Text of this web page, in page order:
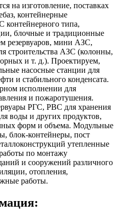
изготовление, поставках
контейнерные
контейнерного типа,
блочные и традиционные
резервуаров, мини АЗС,
строительства АЗС (колонны,
и т. д.). Проектируем,
насосные станции для
и стабильного конденсата.
исполнении для
и пожаротушения.
РГС, РВС для хранения
воды и других продуктов,
форм и объема. Модульные
блок-контейнеры, пост
утепленные
по монтажу
и сооружений различного
отопления,
работы.